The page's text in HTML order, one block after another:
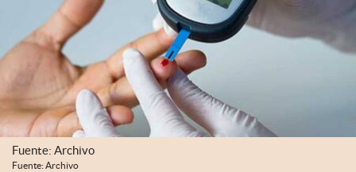
Fuente: Archivo
Fuente: Archivo